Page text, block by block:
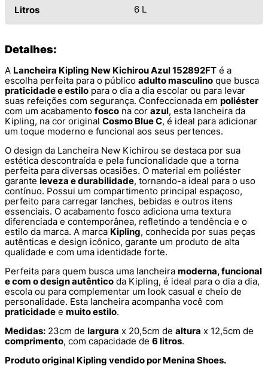
Litros 6 L
Detalhes:
A Lancheira Kipling New Kichirou Azul 152892FT é a
escolha perfeita para o público adulto masculino que busca
praticidade e estilo para o dia a dia escolar ou para levar
suas refeições com segurança. Confeccionada em poliéster
com um acabamento fosco na cor azul, esta lancheira da
Kipling, na cor original Cosmo Blue C, é ideal para adicionar
um toque moderno e funcional aos seus pertences.
O design da Lancheira New Kichirou se destaca por sua
estética descontraída e pela funcionalidade que a torna
perfeita para diversas ocasiões. O material em poliéster
garante leveza e durabilidade, tornando-a ideal para o uso
contínuo. Possui um compartimento principal espaçoso,
perfeito para carregar lanches, bebidas e outros itens
essenciais. O acabamento fosco adiciona uma textura
diferenciada e contemporânea, refletindo a tendência e o
estilo da marca. A marca Kipling, conhecida por suas peças
autênticas e design icônico, garante um produto de alta
qualidade e com uma identidade forte.
Perfeita para quem busca uma lancheira moderna, funcional
e com o design autêntico da Kipling, é ideal para o dia a dia,
escola ou para complementar um look casual e cheio de
personalidade. Esta lancheira acompanha você com
praticidade e muito estilo.
Medidas: 23cm de largura x 20,5cm de altura x 12,5cm de
comprimento, com capacidade de 6 litros.
Produto original Kipling vendido por Menina Shoes.